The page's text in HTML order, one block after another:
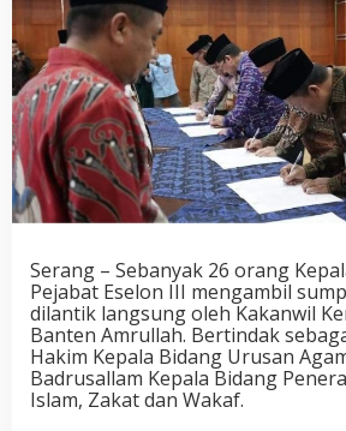
Serang – Sebanyak 26 orang
Pejabat Eselon III mengambil
dilantik langsung oleh Kakanwil
Banten Amrullah. Bertindak
Hakim Kepala Bidang Urusan
Badrusallam Kepala Bidang
Islam, Zakat dan Wakaf.